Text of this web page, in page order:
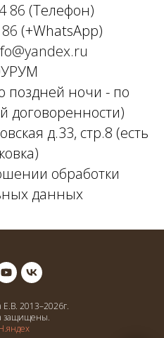
86 (Телефон)
(+WhatsApp)
поздней ночи - по
договоренности)
д.33, стр.8 (есть
обработки
данных
2013–2026г.
защищены.